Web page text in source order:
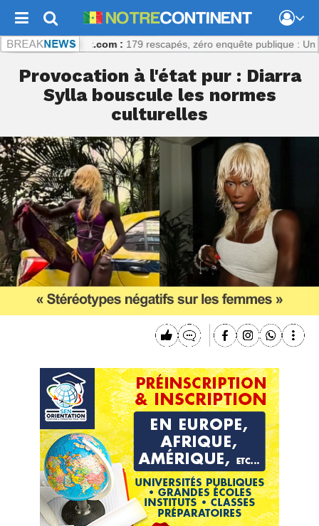
: 179 rescapés, zéro enquête publique : Un échec
Provocation à l'état pur : Diarra
Sylla bouscule les normes
culturelles